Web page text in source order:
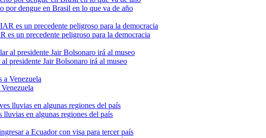
por dengue en Brasil en lo que va de año
es un precedente peligroso para la democracia
presidente Jair Bolsonaro irá al museo
lluvias en algunas regiones del país